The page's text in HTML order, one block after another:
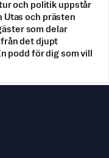
och politik uppstår
Utas och prästen
som delar
det djupt
podd för dig som vill